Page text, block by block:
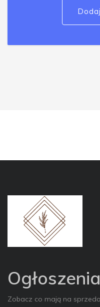
Ogłoszenia
Zobacz co mają na